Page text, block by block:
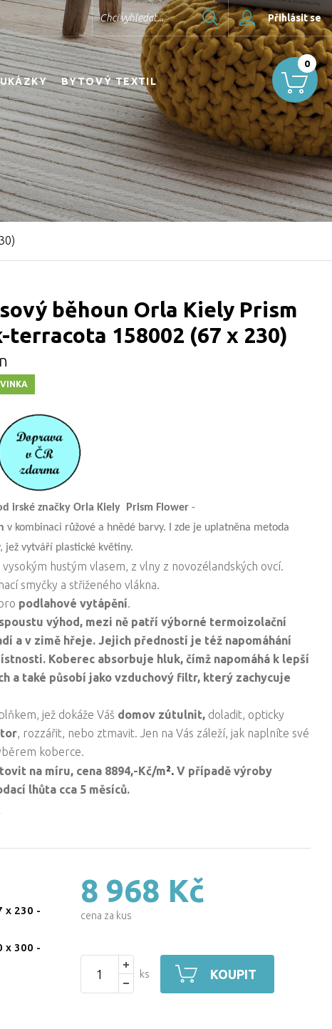
Přihlásit se
Chci vyhledat... Hledat
BYTOVÝ TEXTIL
0
běhoun Orla Kiely Prism
terracota 158002 (67 x 230)
irské značky Orla Kiely Prism Flower -
v kombinaci růžové a hnědé barvy. I zde je uplatněna metoda
jež vytváří plastické květiny.
hustým vlasem, z vlny z novozélandských ovcí.
smyčky a střiženého vlákna.
podlahové vytápění.
výhod, mezi ně patří výborné termoizolační
a v zimě hřeje. Jejich předností je též napomáhání
Koberec absorbuje hluk, čímž napomáhá k lepší
a také působí jako vzduchový filtr, který zachycuje
jež dokáže Váš domov zútulnit, doladit, opticky
, rozzářit, nebo ztmavit. Jen na Vás záleží, jak naplníte své
koberce.
na míru, cena 8894,-Kč/m².V případě výroby
lhůta cca 5 měsíců.
x 230 -
x 300 -
8 968 Kč
cena za kus
ks KOUPIT